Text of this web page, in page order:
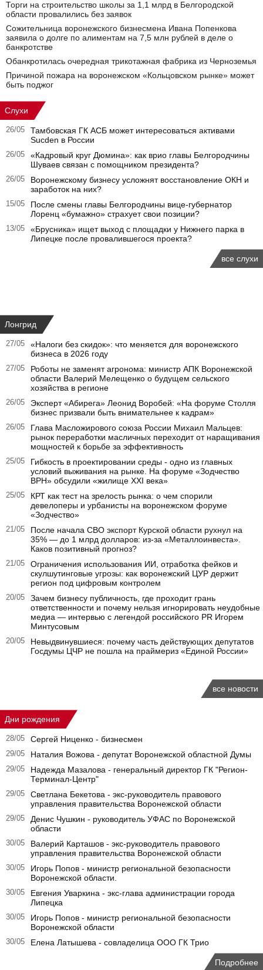
Торги на строительство школы за 1,1 млрд в Белгородской
области провалились без заявок
Сожительница воронежского бизнесмена Ивана Попенкова
заявила о долге по алиментам на 7,5 млн рублей в деле о
банкротстве
Обанкротилась очередная трикотажная фабрика из Черноземья
Причиной пожара на воронежском «Кольцовском рынке» может
быть поджог
Слухи
26/05
Тамбовская ГК АСБ может интересоваться активами
Sucden в России
26/05
«Кадровый круг Дюмина»: как врио главы Белгородчины
Шуваев связан с помощником президента?
26/05
Воронежскому бизнесу усложнят восстановление ОКН и
заработок на них?
15/05
После смены главы Белгородчины вице-губернатор
Лоренц «бумажно» страхует свои позиции?
13/05
«Брусника» ищет выход с площадки у Нижнего парка в
Липецке после провалившегося проекта?
все слухи
Лонгрид
27/05
«Налоги без скидок»: что меняется для воронежского
бизнеса в 2026 году
27/05
Роботы не заменят агронома: министр АПК Воронежской
области Валерий Мелещенко о будущем сельского
хозяйства в регионе
26/05
Эксперт «Абирега» Леонид Воробей: «На форуме Столля
бизнес призвали быть внимательнее к кадрам»
26/05
Глава Масложирового союза России Михаил Мальцев:
рынок переработки масличных переходит от наращивания
мощностей к борьбе за эффективность
25/05
Гибкость в проектировании среды - одно из главных
условий выживания на рынке. На форуме «Зодчество
ВРН» обсудили «жилище XXI века»
25/05
КРТ как тест на зрелость рынка: о чем спорили
девелоперы и урбанисты на воронежском форуме
«Зодчество»
21/05
После начала СВО экспорт Курской области рухнул на
35% — до 1 млрд долларов: из-за «Металлоинвеста».
Каков позитивный прогноз?
21/05
Ограничения использования ИИ, отработка фейков и
скулшутинговые угрозы: как воронежский ЦУР держит
регион под цифровым контролем
20/05
Зачем бизнесу публичность, где проходит грань
ответственности и почему нельзя игнорировать неудобные
медиа — интервью с легендой российского PR Игорем
Минтусовым
20/05
Невыдвинувшиеся: почему часть действующих депутатов
Госдумы ЦЧР не пошла на праймериз «Единой России»
все новости
Дни рождения
28/05 Сергей Ниценко - бизнесмен
29/05 Наталия Вожова - депутат Воронежской областной Думы
29/05
Надежда Мазалова - генеральный директор ГК "Регион-
Терминал-Центр"
29/05
Светлана Бекетова - экс-руководитель правового
управления правительства Воронежской области
29/05
Денис Чушкин - руководитель УФАС по Воронежской
области
30/05
Валерий Карташов - экс-руководитель правового
управления правительства Воронежской области
30/05
Игорь Попов - министр региональной безопасности
Воронежской области.
30/05
Евгения Уваркина - экс-глава администрации города
Липецка
30/05
Игорь Попов - министр региональной безопасности
Воронежской области
30/05 Елена Латышева - совладелица ООО ГК Трио
Подробнее